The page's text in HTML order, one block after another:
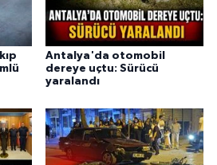
Antalya'da otomobil
dereye uçtu: Sürücü
yaralandı